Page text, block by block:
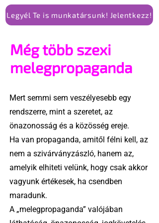
Legyél Te is munkatársunk! Jelentkezz!
Még több szexi
melegpropaganda
Mert semmi sem veszélyesebb egy
rendszerre, mint a szeretet, az
önazonosság és a közösség ereje.
Ha van propaganda, amitől félni kell, az
nem a szivárványzászló, hanem az,
amelyik elhiteti velünk, hogy csak akkor
vagyunk értékesek, ha csendben
maradunk.
A „melegpropaganda” valójában